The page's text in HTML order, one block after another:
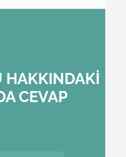
HAKKINDAKİ
CEVAP